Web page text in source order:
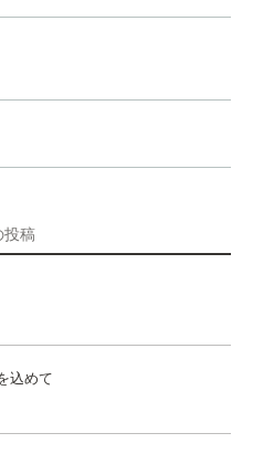
投稿
込めて